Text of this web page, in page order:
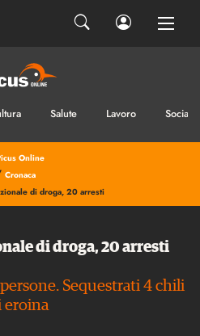
Salute Lavoro Sociale
Online
Cronaca
di droga, 20 arresti
di droga, 20 arresti
Sequestrati 4 chili
eroina